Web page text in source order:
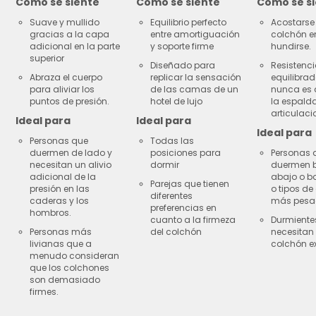
Suave y mullido
gracias a la capa
adicional en la parte
superior
Abraza el cuerpo
para aliviar los
puntos de presión.
Ideal para
Personas que
duermen de lado y
necesitan un alivio
adicional de la
presión en las
caderas y los
hombros.
Personas más
livianas que a
menudo consideran
que los colchones
son demasiado
firmes.
Equilibrio perfecto
entre amortiguación
y soporte firme
Diseñado para
replicar la sensación
de las camas de un
hotel de lujo
Ideal para
Todas las
posiciones para
dormir
Parejas que tienen
diferentes
preferencias en
cuanto a la firmeza
del colchón
colchón
hundirse.
nunca es
la
Ideal para
Personas
duermen
abajo o
o tipos
más
necesitan
colchón